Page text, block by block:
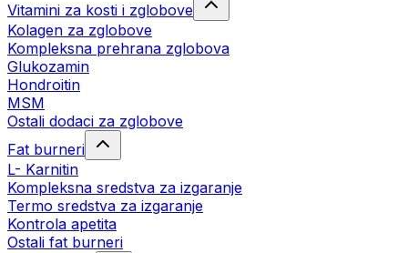
Vitamini za kosti i zglobove
Kolagen za zglobove
Kompleksna prehrana zglobova
Glukozamin
Hondroitin
MSM
Ostali dodaci za zglobove
Fat burneri
L- Karnitin
Kompleksna sredstva za izgaranje
Termo sredstva za izgaranje
Kontrola apetita
Ostali fat burneri